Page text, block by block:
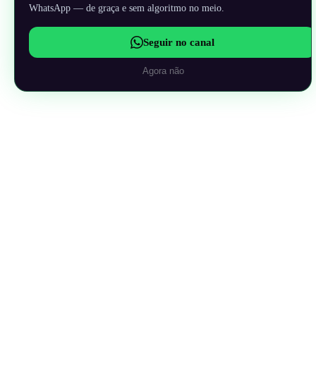
WhatsApp — de graça e sem algoritmo no meio.
Seguir no canal
Agora não